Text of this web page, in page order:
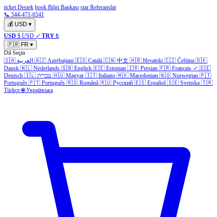
ticket Destek book Bilgi Bankası star Referanslar
📞 544-471-6541
💰 USD ▾
USD $ USD ✓ TRY ₺
🇫🇷 FR ▾
Dil Seçin
🇸🇦 العربية 🇦🇿 Azerbaijani 🇪🇸 Català 🇨🇳 中文 🇭🇷 Hrvatski 🇨🇿 Čeština 🇩🇰
Dansk 🇳🇱 Nederlands 🇬🇧 English 🇪🇪 Estonian 🇮🇷 Persian 🇫🇷 Français ✓ 🇩🇪
Deutsch 🇮🇱 עברית 🇭🇺 Magyar 🇮🇹 Italiano 🇲🇰 Macedonian 🇳🇴 Norwegian 🇵🇹
Português 🇵🇹 Português 🇷🇴 Română 🇷🇺 Русский 🇪🇸 Español 🇸🇪 Svenska 🇹🇷
Türkçe 🌐 Українська